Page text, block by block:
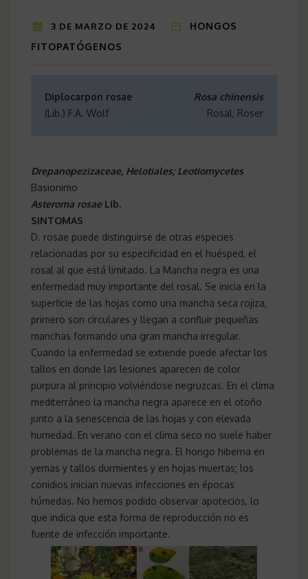
3 DE MARZO DE 2024
HONGOS
FITOPATÓGENOS
Diplocarpon rosae
Rosa chinensis
(Lib.) F.A. Wolf
Rosal, Roser
Drepanopezizaceae, Helotiales; Leotiomycetes
Basionimo
Asteroma rosaeLib.
SINTOMAS
D. rosae puede distinguirse de otras especies
relacionadas por su especificidad en el huésped, el
rosal al que está limitado. La Mancha negra es una
enfermedad muy importante del rosal. Se inicia en la
superficie de las hojas como una mancha seca rojiza,
primero son circulares y llegan a confluir pequeñas
manchas formando una gran mancha irregular.
Cuando la enfermedad se extiende puede afectar los
tallos en donde las lesiones aparecen de color
purpura al principio volviéndose negruzcas. En el clima
mediterráneo la mancha negra aparece en el otoño
junto a la senescencia de las hojas y con elevada
humedad. En verano con el clima seco no suele haber
problemas de la mancha negra. El hongo hiberna en
yemas y tallos durmientes y en hojas muertas; los
conidios inician nuevas infecciones en épocas
húmedas. No hemos podido observar apotecios, lo
que indica que esta forma de reproducción no es
fuente de infección importante.